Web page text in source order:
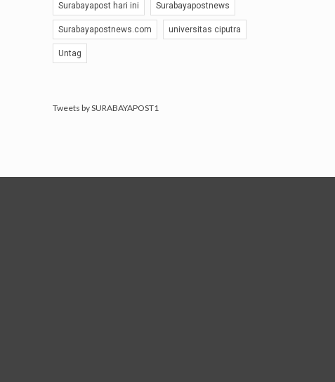
Surabayapost hari ini Surabayapostnews
Surabayapostnews.com universitas ciputra
Untag
Tweets by SURABAYAPOST1